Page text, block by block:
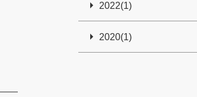
2022(1)
2020(1)